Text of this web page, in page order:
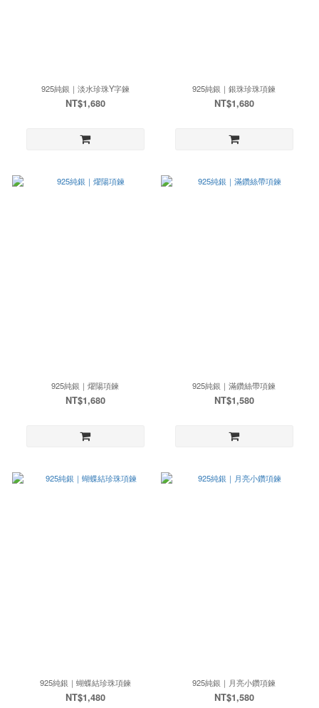
925純銀｜淡水珍珠Y字鍊
NT$1,680
925純銀｜銀珠珍珠項鍊
NT$1,680
925純銀｜燿陽項鍊
NT$1,680
925純銀｜滿鑽絲帶項鍊
NT$1,580
925純銀｜蝴蝶結珍珠項鍊
NT$1,480
925純銀｜月亮小鑽項鍊
NT$1,580